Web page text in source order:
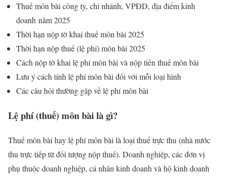
Thuế môn bài công ty, chi nhánh, VPĐD, địa điểm kinh
doanh năm 2025
Thời hạn nộp tờ khai thuế môn bài 2025
Thời hạn nộp thuế (lệ phí) môn bài 2025
Cách nộp tờ khai lệ phí môn bài và nộp tiền thuế môn bài
Lưu ý cách tính lệ phí môn bài đối với mỗi loại hình
Các câu hỏi thường gặp về lệ phí môn bài
Lệ phí (thuế) môn bài là gì?
Thuế môn bài hay lệ phí môn bài là loại thuế trực thu (nhà nước
thu trực tiếp từ đối tượng nộp thuế). Doanh nghiệp, các đơn vị
phụ thuộc doanh nghiệp, cá nhân kinh doanh và hộ kinh doanh